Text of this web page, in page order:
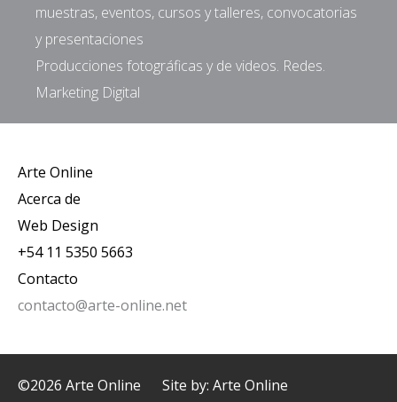
muestras, eventos, cursos y talleres, convocatorias
y presentaciones
Producciones fotográficas y de videos. Redes.
Marketing Digital
Arte Online
Acerca de
Web Design
+54 11 5350 5663
Contacto
contacto@arte-online.net
©2026 Arte Online
Site by: Arte Online